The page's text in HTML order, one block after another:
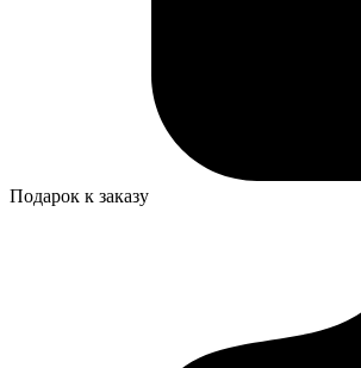
Подарок к заказу